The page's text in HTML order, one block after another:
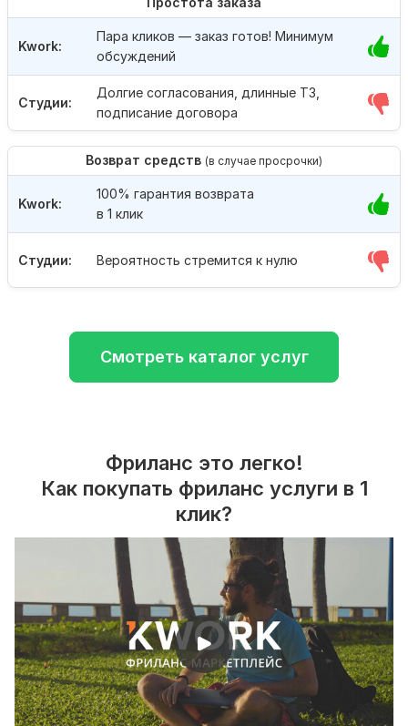
Студии:
Долгие согласования, длинные ТЗ,
подписание договора
Kwork:
Пара кликов — заказ готов! Минимум
обсуждений
Возврат средств (в случае просрочки)
Студии: Вероятность стремится к нулю
Kwork:
100% гарантия возврата
в 1 клик
Смотреть каталог услуг
Фриланс это легко!
Как покупать фриланс услуги в 1
клик?